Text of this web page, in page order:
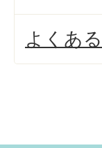
よくあ